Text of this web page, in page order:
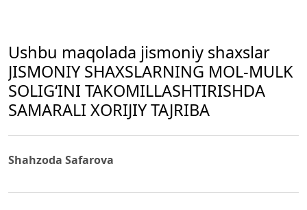
Ushbu maqolada jismoniy shaxslar
JISMONIY SHAXSLARNING MOL-MULK
SOLIG‘INI TAKOMILLASHTIRISHDA
SAMARALI XORIJIY TAJRIBA
Shahzoda Safarova